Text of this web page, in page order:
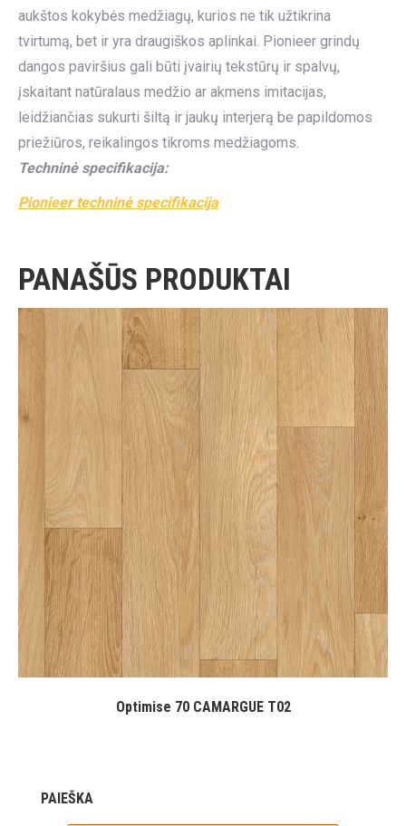
aukštos kokybės medžiagų, kurios ne tik užtikrina
tvirtumą, bet ir yra draugiškos aplinkai. Pionieer grindų
dangos paviršius gali būti įvairių tekstūrų ir spalvų,
įskaitant natūralaus medžio ar akmens imitacijas,
leidžiančias sukurti šiltą ir jaukų interjerą be papildomos
priežiūros, reikalingos tikroms medžiagoms.
Techninė specifikacija:
Pionieer techninė specifikacija
PANAŠŪS PRODUKTAI
Optimise 70 CAMARGUE T02
PAIEŠKA